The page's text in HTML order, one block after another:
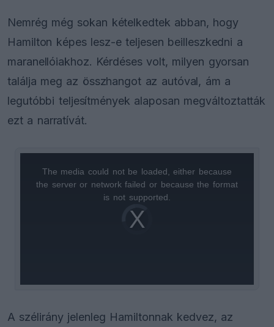
Nemrég még sokan kételkedtek abban, hogy
Hamilton képes lesz-e teljesen beilleszkedni a
maranellóiakhoz. Kérdéses volt, milyen gyorsan
találja meg az összhangot az autóval, ám a
legutóbbi teljesítmények alaposan megváltoztatták
ezt a narratívát.
Video
Player
loading.
The media could not be loaded, either because
the server or network failed or because the format
is not supported.
A szélirány jelenleg Hamiltonnak kedvez, az